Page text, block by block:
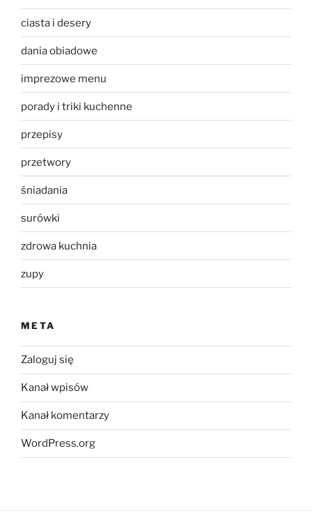
ciasta i desery
dania obiadowe
imprezowe menu
porady i triki kuchenne
przepisy
przetwory
śniadania
surówki
zdrowa kuchnia
zupy
META
Zaloguj się
Kanał wpisów
Kanał komentarzy
WordPress.org